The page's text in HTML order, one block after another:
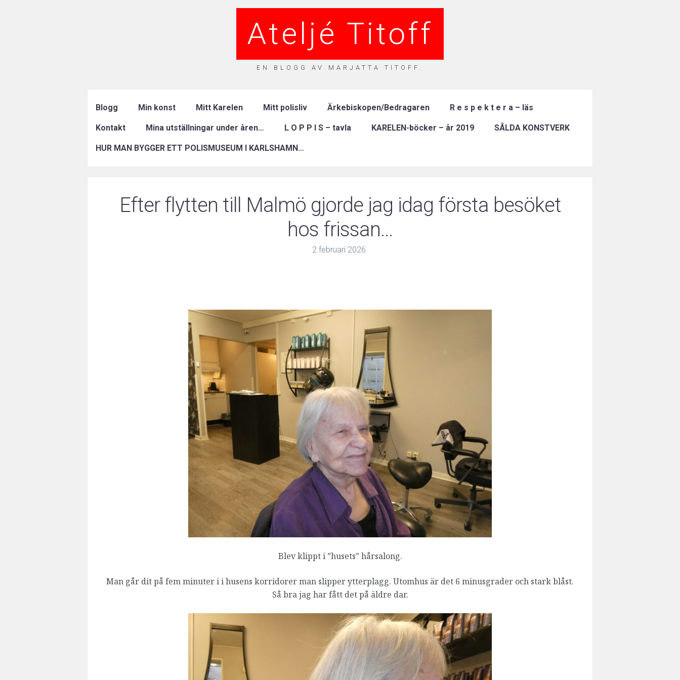
Ateljé Titoff
EN BLOGG AV MARJATTA TITOFF.
Blogg Min konst Mitt Karelen Mitt polisliv Ärkebiskopen/Bedragaren R e s p e k t e r a – läs
Kontakt Mina utställningar under åren… L O P P I S – tavla KARELEN-böcker – år 2019 SÅLDA KONSTVERK
HUR MAN BYGGER ETT POLISMUSEUM I KARLSHAMN…
Efter flytten till Malmö gjorde jag idag första besöket
hos frissan…
2 februari 2026
Blev klippt i ”husets” hårsalong.
Man går dit på fem minuter i i husens korridorer man slipper ytterplagg. Utomhus är det 6 minusgrader och stark blåst.
Så bra jag har fått det på äldre dar.